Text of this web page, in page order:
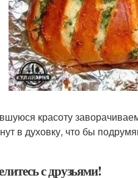
красоту
в духовку, что бы
с друзьями!